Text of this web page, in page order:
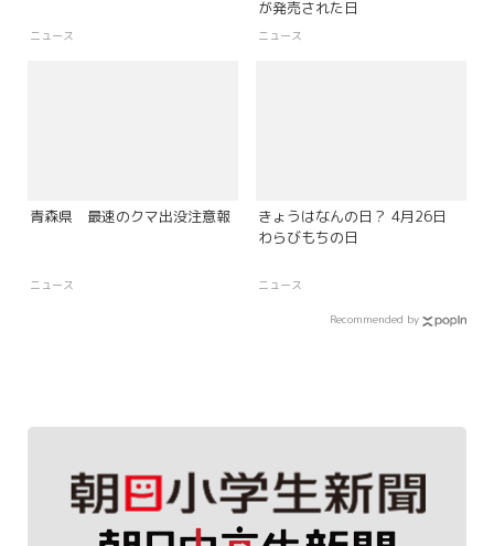
ニュース
が発売された日
ニュース
青森県 最速のクマ出没注意報
ニュース
きょうはなんの日？ 4月26日
わらびもちの日
ニュース
Recommended by